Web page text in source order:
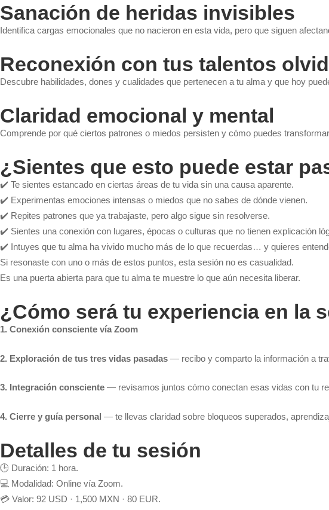
Sanación de heridas invisibles
Identifica cargas emocionales que no nacieron en esta vida, pero que siguen
Reconexión con tus talentos
Descubre habilidades, dones y cualidades que pertenecen a tu alma y que hoy
Claridad emocional y mental
Comprende por qué ciertos patrones o miedos persisten y cómo puedes
¿Sientes que esto puede estar
✔️ Te sientes estancado en ciertas áreas de tu vida sin una causa aparente.
✔️ Experimentas emociones intensas o miedos que no sabes de dónde vienen.
✔️ Repites patrones que ya trabajaste, pero algo sigue sin resolverse.
✔️ Sientes una conexión con lugares, épocas o culturas que no tienen explicación
✔️ Intuyes que tu alma ha vivido mucho más de lo que recuerdas… y quieres
Si resonaste con uno o más de estos puntos, esta sesión no es casualidad.
Es una puerta abierta para que tu alma te muestre lo que aún necesita liberar.
¿Cómo será tu experiencia en la
1. Conexión consciente vía Zoom
2. Exploración de tus tres vidas pasadas — recibo y comparto la información a
3. Integración consciente — revisamos juntos cómo conectan esas vidas con tu
4. Cierre y guía personal — te llevas claridad sobre bloqueos superados,
Detalles de tu sesión
🕒 Duración: 1 hora.
💻 Modalidad: Online vía Zoom.
💳 Valor: 92 USD · 1,500 MXN · 80 EUR.